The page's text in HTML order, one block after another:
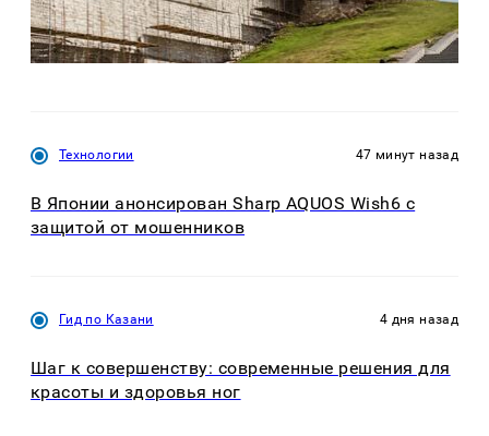
Технологии 47 минут назад
В Японии анонсирован Sharp AQUOS Wish6 с
защитой от мошенников
Гид по Казани 4 дня назад
Шаг к совершенству: современные решения для
красоты и здоровья ног